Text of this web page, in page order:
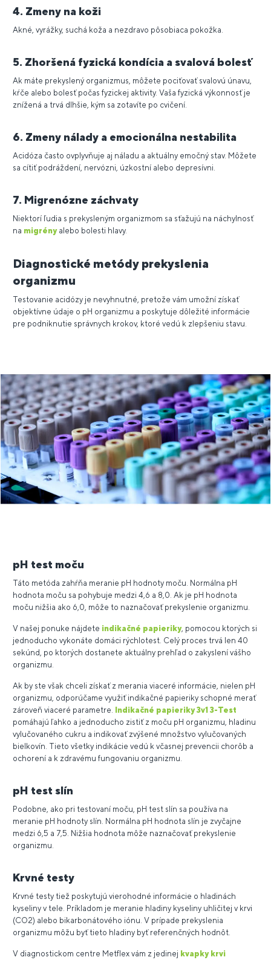
4. Zmeny na koži
Akné, vyrážky, suchá koža a nezdravo pôsobiaca pokožka.
5. Zhoršená fyzická kondícia a svalová bolesť
Ak máte prekyslený organizmus, môžete pociťovať svalovú únavu,
kŕče alebo bolesť počas fyzickej aktivity. Vaša fyzická výkonnosť je
znížená a trvá dlhšie, kým sa zotavíte po cvičení.
6. Zmeny nálady a emocionálna nestabilita
Acidóza často ovplyvňuje aj náladu a aktuálny emočný stav. Môžete
sa cítiť podráždení, nervózni, úzkostní alebo depresívni.
7. Migrenózne záchvaty
Niektorí ľudia s prekysleným organizmom sa sťažujú na náchylnosť
na migrényalebo bolesti hlavy.
Diagnostické metódy prekyslenia
organizmu
Testovanie acidózy je nevyhnutné, pretože vám umožní získať
objektívne údaje o pH organizmu a poskytuje dôležité informácie
pre podniknutie správnych krokov, ktoré vedú k zlepšeniu stavu.
pH test moču
Táto metóda zahŕňa meranie pH hodnoty moču. Normálna pH
hodnota moču sa pohybuje medzi 4,6 a 8,0. Ak je pH hodnota
moču nižšia ako 6,0, môže to naznačovať prekyslenie organizmu.
V našej ponuke nájdete indikačné papieriky, pomocou ktorých si
jednoducho vykonáte domáci rýchlotest. Celý proces trvá len 40
sekúnd, po ktorých dostanete aktuálny prehľad o zakyslení vášho
organizmu.
Ak by ste však chceli získať z merania viaceré informácie, nielen pH
organizmu, odporúčame využiť indikačné papieriky schopné merať
zároveň viaceré parametre. Indikačné papieriky 3v1 3-Test
pomáhajú ľahko a jednoducho zistiť z moču pH organizmu, hladinu
vylučovaného cukru a indikovať zvýšené množstvo vylučovaných
bielkovín. Tieto všetky indikácie vedú k včasnej prevencii chorôb a
ochorení a k zdravému fungovaniu organizmu.
pH test slín
Podobne, ako pri testovaní moču, pH test slín sa používa na
meranie pH hodnoty slín. Normálna pH hodnota slín je zvyčajne
medzi 6,5 a 7,5. Nižšia hodnota môže naznačovať prekyslenie
organizmu.
Krvné testy
Krvné testy tiež poskytujú vierohodné informácie o hladinách
kyseliny v tele. Príkladom je meranie hladiny kyseliny uhličitej v krvi
(CO2) alebo bikarbonátového iónu. V prípade prekyslenia
organizmu môžu byť tieto hladiny byť referenčných hodnôt.
V diagnostickom centre Metflex vám z jedinej kvapky krvi